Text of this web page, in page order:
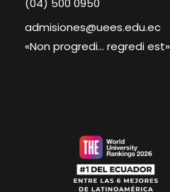
(04) 500 0950
admisiones@uees.edu.ec
«Non progredi… regredi est»